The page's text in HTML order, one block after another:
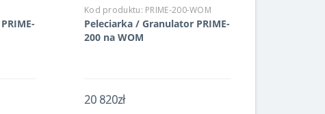
Kod produktu: PRIME-200-WOM
Peleciarka / Granulator PRIME-
200 na WOM
20 820zł